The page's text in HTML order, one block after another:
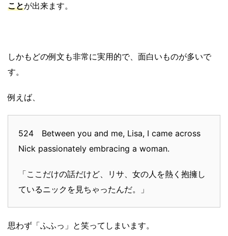
ことが出来ます。
しかもどの例文も非常に実用的で、面白いものが多いで
す。
例えば、
524 Between you and me, Lisa, I came across
Nick passionately embracing a woman.
「ここだけの話だけど、リサ、女の人を熱く抱擁し
ているニックを見ちゃったんだ。」
思わず「ふふっ」と笑ってしまいます。